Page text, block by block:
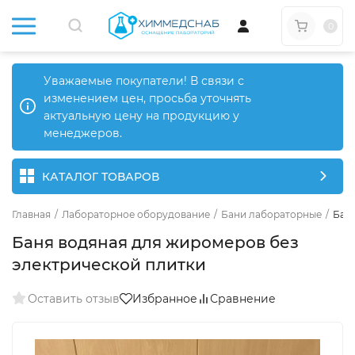
Уважаемые покупатели! В связи с
изменением цен, просьба уточнять
актуальную цену на продукцию у
менеджеров.
КАТАЛОГ ТОВАРОВ
Главная / Лабораторное оборудование / Бани лабораторные /
Баня водяная для жиромеров без
электрической плитки
Оставить отзыв Избранное Сравнение